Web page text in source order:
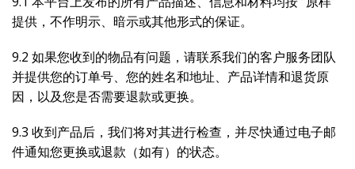
提供，不作明示、暗示或其他形式的保证。
9.2 如果您收到的物品有问题，请联系我们的客户服务团队
并提供您的订单号、您的姓名和地址、产品详情和退货原
因，以及您是否需要退款或更换。
9.3 收到产品后，我们将对其进行检查，并尽快通过电子邮
件通知您更换或退款（如有）的状态。